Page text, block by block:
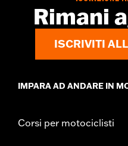
arancione e 2 chiavi a lama.
programma di registrazione e
d.com/warrantyfor full details
ATTENZIONE:Prima di
può provocare
informazioni sono
Rimani
ISCRIVITI
IMPARA AD ANDARE IN
Corsi per motociclisti